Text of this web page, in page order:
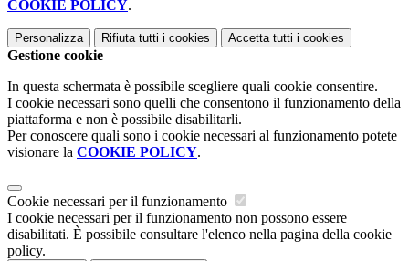
COOKIE POLICY.
Personalizza Rifiuta tutti i cookies Accetta tutti i cookies
Gestione cookie
In questa schermata è possibile scegliere quali cookie consentire.
I cookie necessari sono quelli che consentono il funzionamento della
piattaforma e non è possibile disabilitarli.
Per conoscere quali sono i cookie necessari al funzionamento potete
visionare la COOKIE POLICY.
Cookie necessari per il funzionamento
I cookie necessari per il funzionamento non possono essere
disabilitati. È possibile consultare l'elenco nella pagina della cookie
policy.